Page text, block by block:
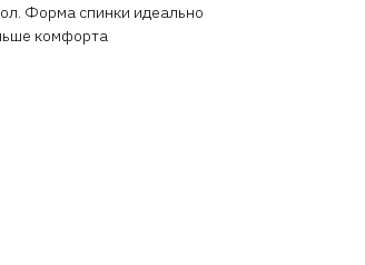
Форма спинки идеально
комфорта